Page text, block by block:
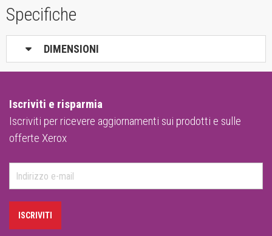
Specifiche
DIMENSIONI
Iscriviti e risparmia
Iscriviti per ricevere aggiornamenti sui prodotti e sulle
offerte Xerox
ISCRIVITI